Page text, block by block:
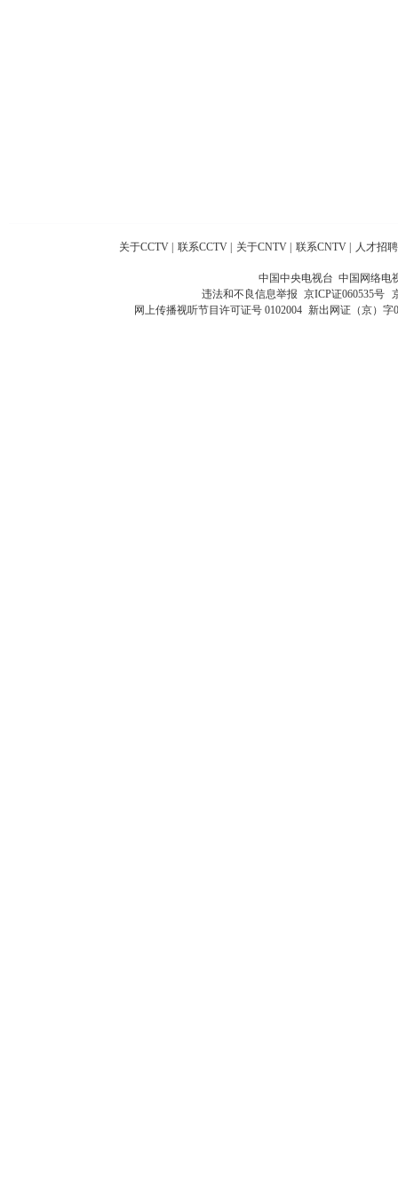
关于CCTV 联系CCTV 关于CNTV 联系CNTV 人才招聘
中国中央电视台 中国网络电
违法和不良信息举报 京ICP证060535号
网上传播视听节目许可证号 0102004 新出网证（京）